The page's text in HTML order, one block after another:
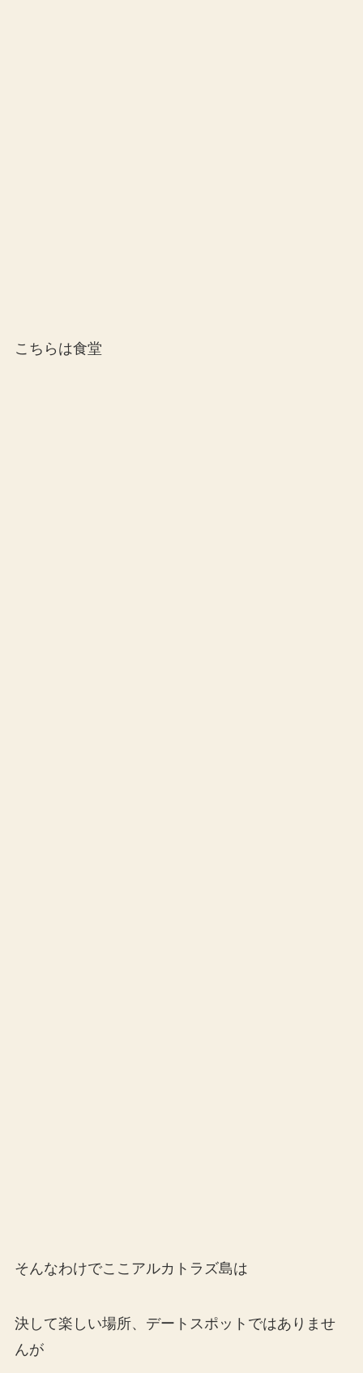
こちらは食堂
そんなわけでここアルカトラズ島は
決して楽しい場所、デートスポットではありませ
んが